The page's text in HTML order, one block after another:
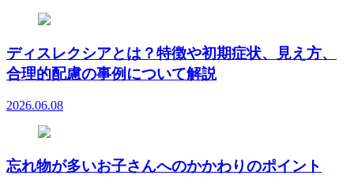
ディスレクシアとは？特徴や初期症状、見え方、
合理的配慮の事例について解説
2026.06.08
忘れ物が多いお子さんへのかかわりのポイント